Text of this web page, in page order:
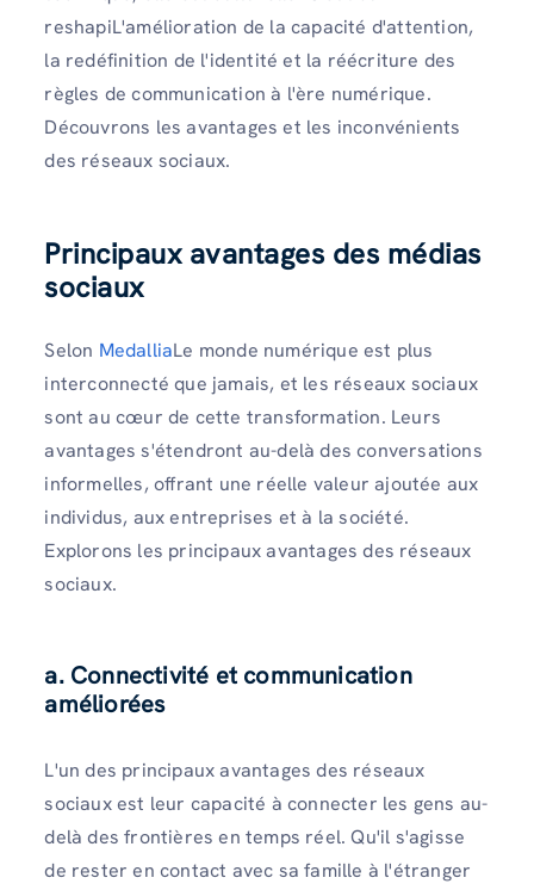
reshapiL'amélioration de la capacité d'attention,
la redéfinition de l'identité et la réécriture des
règles de communication à l'ère numérique.
Découvrons les avantages et les inconvénients
des réseaux sociaux.
Principaux avantages des médias
sociaux
Selon MedalliaLe monde numérique est plus
interconnecté que jamais, et les réseaux sociaux
sont au cœur de cette transformation. Leurs
avantages s'étendront au-delà des conversations
informelles, offrant une réelle valeur ajoutée aux
individus, aux entreprises et à la société.
Explorons les principaux avantages des réseaux
sociaux.
a. Connectivité et communication
améliorées
L'un des principaux avantages des réseaux
sociaux est leur capacité à connecter les gens au-
delà des frontières en temps réel. Qu'il s'agisse
de rester en contact avec sa famille à l'étranger